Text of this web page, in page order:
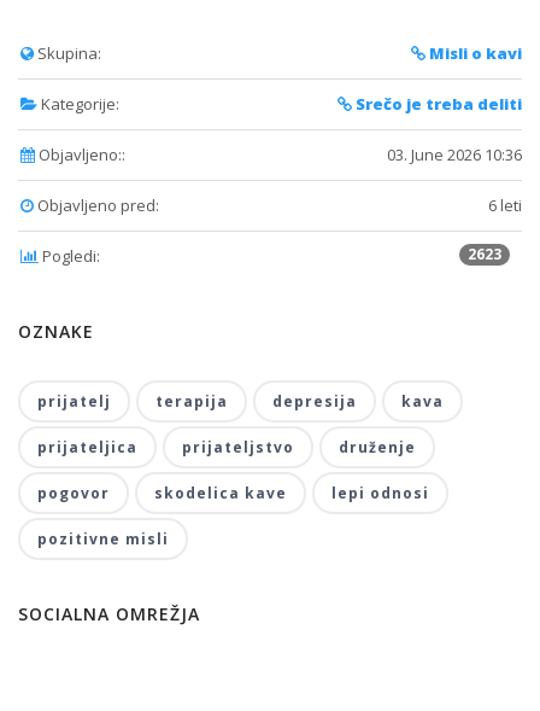
Skupina: Misli o kavi
Kategorije: Srečo je treba deliti
Objavljeno:: 03. June 2026 10:36
Objavljeno pred: 6 leti
Pogledi: 2623
OZNAKE
prijatelj terapija depresija kava
prijateljica prijateljstvo druženje
pogovor skodelica kave lepi odnosi
pozitivne misli
SOCIALNA OMREŽJA